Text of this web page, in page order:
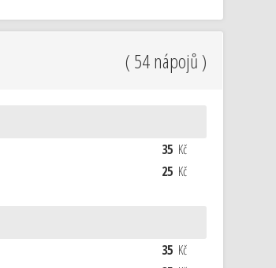
( 54 nápojů )
35Kč
25Kč
35Kč